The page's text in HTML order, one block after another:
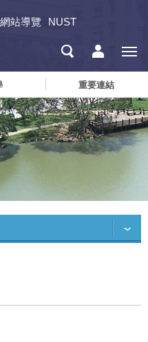
網站導覽 NUST
重要連結